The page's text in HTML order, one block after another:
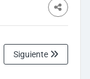
Siguiente